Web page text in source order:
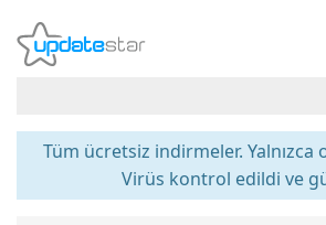
Tüm ücretsiz indirmeler. Yalnızca
Virüs kontrol edildi ve